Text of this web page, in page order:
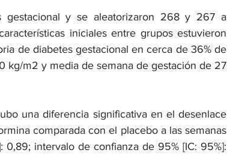
gestacional y se aleatorizaron 268 y 267 a
iniciales entre grupos estuvieron
de diabetes gestacional en cerca de 36% de
kg/m2 y media de semana de gestación de 27
una diferencia significativa en el desenlace
comparada con el placebo a las semanas
0,89; intervalo de confianza de 95% [IC: 95%]: